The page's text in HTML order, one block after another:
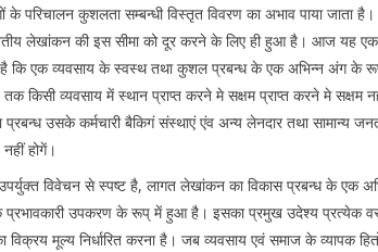
के परिचालन कुशलता सम्बन्धी विस्तृत विवरण का अभाव पाया जाता
लेखांकन की इस सीमा को दूर करने के लिए ही हुआ है। आज यह एक
कि एक व्यवसाय के स्वस्थ तथा कुशल प्रबन्ध के एक अभिन्न अंग के
किसी व्यवसाय में स्थान प्राप्त करने मे सक्षम प्राप्त करने मे सक्षम
उसके कर्मचारी बैकिगं संस्थाएं एंव अन्य लेनदार तथा सामान्य
नहीं होगें।
विवेचन से स्पष्ट है, लागत लेखांकन का विकास प्रबन्ध के एक
उपकरण के रूप् में हुआ है। इसका प्रमुख उदेश्य प्रत्येक
मूल्य निर्धारित करना है। जब व्यवसाय एवं समाज के व्यापक